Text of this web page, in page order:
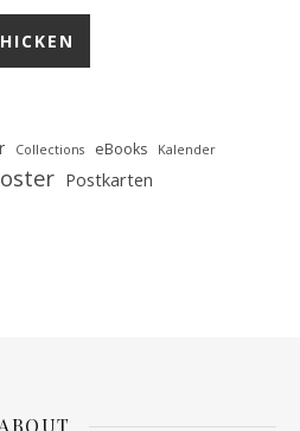
Collections eBooks Kalender
Postkarten
ABOUT